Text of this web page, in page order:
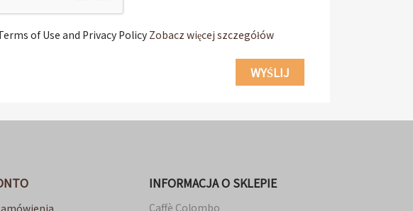
of Use and Privacy Policy Zobacz więcej szczegółów
INFORMACJA O SKLEPIE
Caffè Colombo